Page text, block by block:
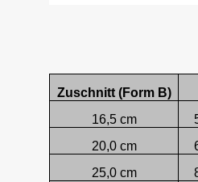
Zuschnitt (Form B)
16,5 cm
20,0 cm
25,0 cm